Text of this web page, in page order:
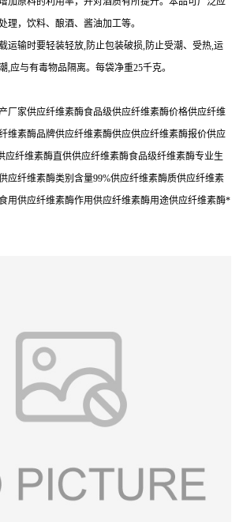
理，饮料、酿酒、酱油加工等。
运输时要轻装轻放,防止包装破损,防止受潮、受热,运
,应与有毒物品隔离。每袋净重25千克。
厂家供应纤维素酶食品级供应纤维素酶价格供应纤维
维素酶品牌供应纤维素酶供应供应纤维素酶报价供应
应纤维素酶直供供应纤维素酶食品级纤维素酶专业生
应纤维素酶类别含量99%供应纤维素酶质供应纤维素
用供应纤维素酶作用供应纤维素酶用途供应纤维素酶*